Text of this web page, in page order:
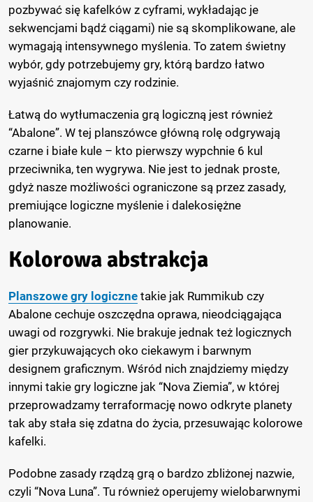
pozbywać się kafelków z cyframi, wykładając je
sekwencjami bądź ciągami) nie są skomplikowane, ale
wymagają intensywnego myślenia. To zatem świetny
wybór, gdy potrzebujemy gry, którą bardzo łatwo
wyjaśnić znajomym czy rodzinie.
Łatwą do wytłumaczenia grą logiczną jest również
“Abalone”. W tej planszówce główną rolę odgrywają
czarne i białe kule – kto pierwszy wypchnie 6 kul
przeciwnika, ten wygrywa. Nie jest to jednak proste,
gdyż nasze możliwości ograniczone są przez zasady,
premiujące logiczne myślenie i dalekosiężne
planowanie.
Kolorowa abstrakcja
Planszowe gry logiczne takie jak Rummikub czy
Abalone cechuje oszczędna oprawa, nieodciągająca
uwagi od rozgrywki. Nie brakuje jednak też logicznych
gier przykuwających oko ciekawym i barwnym
designem graficznym. Wśród nich znajdziemy między
innymi takie gry logiczne jak “Nova Ziemia”, w której
przeprowadzamy terraformację nowo odkryte planety
tak aby stała się zdatna do życia, przesuwając kolorowe
kafelki.
Podobne zasady rządzą grą o bardzo zbliżonej nazwie,
czyli “Nova Luna”. Tu również operujemy wielobarwnymi